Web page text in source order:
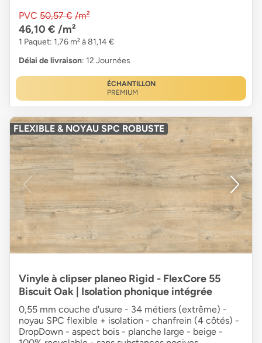
PVC 50,57 € /m²
46,10 € /m²
1 Paquet: 1,76 m² à 81,14 €
Délai de livraison: 12 Journées
ÉCHANTILLON
PREMIUM
FLEXIBLE & NOYAU SPC ROBUSTE
Vinyle à clipser planeo Rigid - FlexCore 55
Biscuit Oak | Isolation phonique intégrée
0,55 mm couche d'usure - 34 métiers (extrême) -
noyau SPC flexible + isolation - chanfrein (4 côtés) -
DropDown - aspect bois - planche large - beige -